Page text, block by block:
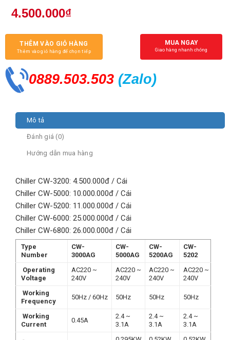
4.500.000₫
THÊM VÀO GIỎ HÀNG
Thêm vào giỏ hàng để chọn tiếp
MUA NGAY
Giao hàng nhanh chóng
0889.503.503 (Zalo)
Mô tả
Đánh giá (0)
Hướng dẫn mua hàng
Chiller CW-3200: 4.500.000đ / Cái
Chiller CW-5000: 10.000.000đ / Cái
Chiller CW-5200: 11.000.000đ / Cái
Chiller CW-6000: 25.000.000đ / Cái
Chiller CW-6800: 26.000.000đ / Cái
Type
Number
CW-
3000AG
CW-
5000AG
CW-
5200AG
CW-
5202
Operating
Voltage
AC220 ~
240V
AC220 ~
240V
AC220 ~
240V
AC220 ~
240V
Working
Frequency
50Hz / 60Hz 50Hz 50Hz 50Hz
Working
Current
0.45A
2.4 ~
3.1A
2.4 ~
3.1A
2.4 ~
3.1A